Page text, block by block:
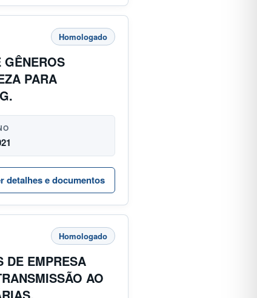
Homologado
GÊNEROS
PARA
detalhes e documentos
Homologado
DE EMPRESA
AO